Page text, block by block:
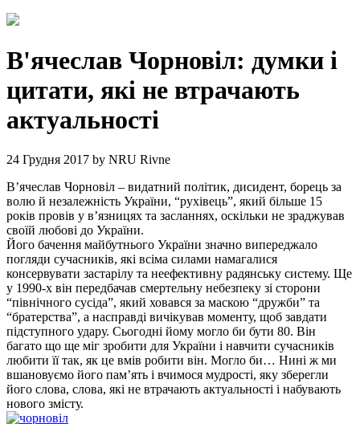
В'ячеслав Чорновіл: думки і
цитати, які не втрачають
актуальності
24 Грудня 2017 by NRU Rivne
В’ячеслав Чорновіл – видатний політик, дисидент, борець за
волю й незалежність України, “рухівець”, який більше 15
років провів у в’язницях та засланнях, оскільки не зраджував
своїй любові до України.
Його бачення майбутнього України значно випереджало
погляди сучасників, які всіма силами намагалися
консервувати застарілу та неефективну радянську систему. Ще
у 1990-х він передбачав смертельну небезпеку зі сторони
“північного сусіда”, який ховався за маскою “дружби” та
“братерства”, а насправді вичікував моменту, щоб завдати
підступного удару. Сьогодні йому могло би бути 80. Він
багато що ще міг зробити для України і навчити сучасників
любити її так, як це вмів робити він. Могло би… Нині ж ми
вшановуємо його пам’ять і вчимося мудрості, яку зберегли
його слова, слова, які не втрачають актуальності і набувають
нового змісту.